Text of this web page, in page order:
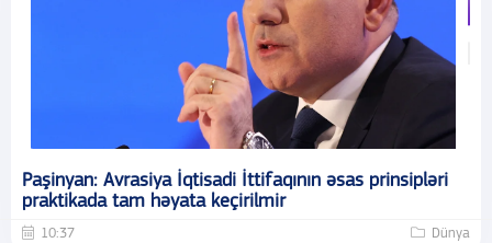
Paşinyan: Avrasiya İqtisadi İttifaqının əsas prinsipləri
praktikada tam həyata keçirilmir
10:37 Dünya